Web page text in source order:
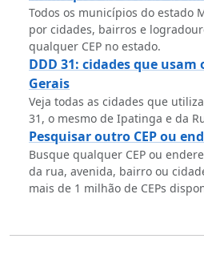
Todos os municípios do estado
por cidades, bairros e
qualquer CEP no estado.
DDD 31: cidades que usam
Gerais
Veja todas as cidades que
31, o mesmo de Ipatinga e da
Pesquisar outro CEP ou
Busque qualquer CEP ou
da rua, avenida, bairro ou
mais de 1 milhão de CEPs